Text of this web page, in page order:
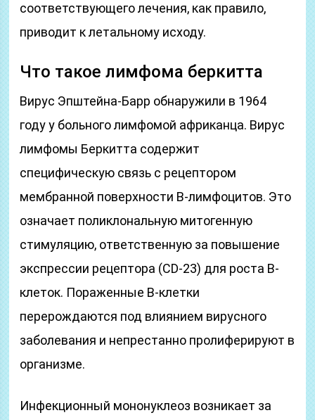
соответствующего лечения, как правило,
приводит к летальному исходу.
Что такое лимфома беркитта
Вирус Эпштейна-Барр обнаружили в 1964
году у больного лимфомой африканца. Вирус
лимфомы Беркитта содержит
специфическую связь с рецептором
мембранной поверхности В-лимфоцитов. Это
означает поликлональную митогенную
стимуляцию, ответственную за повышение
экспрессии рецептора (CD-23) для роста В-
клеток. Пораженные В-клетки
перерождаются под влиянием вирусного
заболевания и непрестанно пролиферируют в
организме.
Инфекционный мононуклеоз возникает за